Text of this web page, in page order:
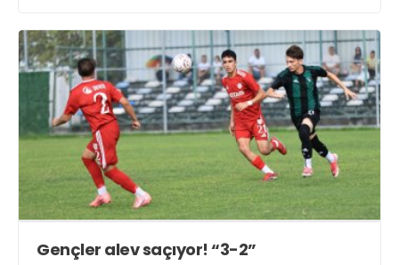
Gençler alev saçıyor! “3-2”